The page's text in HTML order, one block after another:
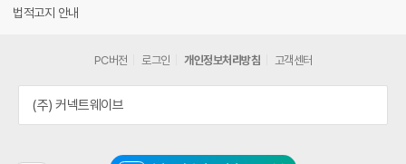
법적고지 안내
PC버전 로그인 개인정보처리방침 고객센터
(주) 커넥트웨이브